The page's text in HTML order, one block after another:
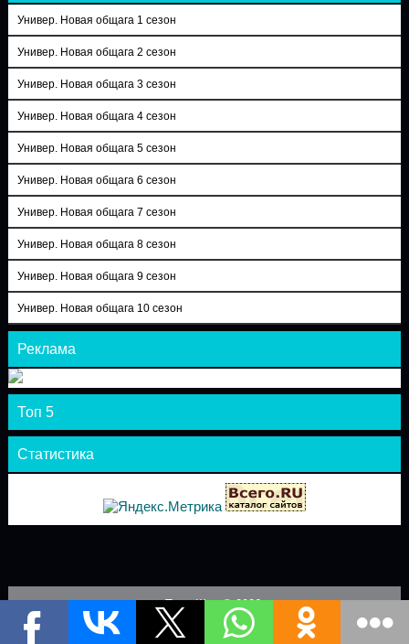
Универ. Новая общага 1 сезон
Универ. Новая общага 2 сезон
Универ. Новая общага 3 сезон
Универ. Новая общага 4 сезон
Универ. Новая общага 5 сезон
Универ. Новая общага 6 сезон
Универ. Новая общага 7 сезон
Универ. Новая общага 8 сезон
Универ. Новая общага 9 сезон
Универ. Новая общага 10 сезон
Реклама
Топ 5
Статистика
Теле-Шоу © 2026